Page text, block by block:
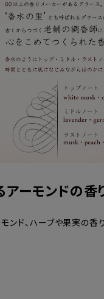
ーモンドの香
ンド、ハーブや果実の